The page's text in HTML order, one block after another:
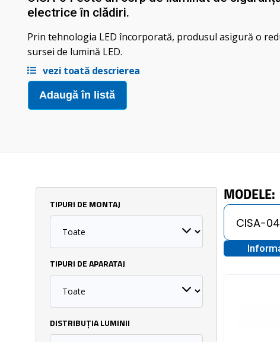
electrice în clădiri.
Prin tehnologia LED încorporată, produsul asigură o
sursei de lumină LED.
vezi toată descrierea
Adaugă în listă
TIPURI DE MONTAJ
TIPURI DE APARATAJ
DISTRIBUȚIA LUMINII
MODELE: